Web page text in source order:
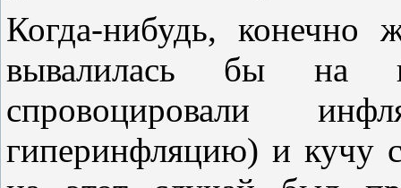
Когда-нибудь, конечно
вывалилась бы на
спровоцировали
гиперинфляцию) и кучу